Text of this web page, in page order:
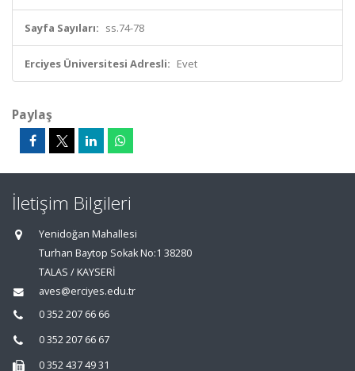
Sayfa Sayıları: ss.74-78
Erciyes Üniversitesi Adresli: Evet
Paylaş
İletişim Bilgileri
Yenidoğan Mahallesi
Turhan Baytop Sokak No:1 38280
TALAS / KAYSERİ
aves@erciyes.edu.tr
0 352 207 66 66
0 352 207 66 67
0 352 437 49 31